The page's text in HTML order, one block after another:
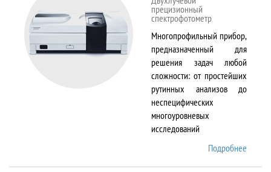
прецизионный
спектрофотометр
Многопрофильный прибор,
предназначенный для
решения задач любой
сложности: от простейших
рутинных анализов до
неспецифических
многоуровневых
исследований
Подробнее